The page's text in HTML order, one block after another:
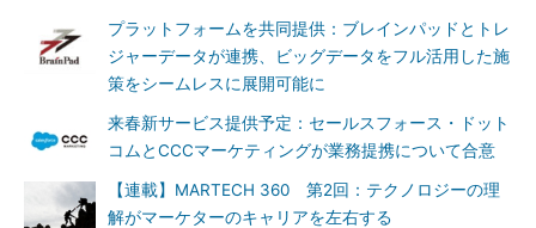
プラットフォームを共同提供：ブレインパッドとトレ
ジャーデータが連携、ビッグデータをフル活用した施
策をシームレスに展開可能に
来春新サービス提供予定：セールスフォース・ドット
コムとCCCマーケティングが業務提携について合意
【連載】MARTECH 360 第2回：テクノロジーの理
解がマーケターのキャリアを左右する